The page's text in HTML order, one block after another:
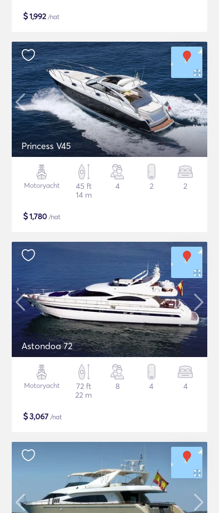
$1,992/nat
Princess V45
Motoryacht
45 ft
14 m
4 2 2
$1,780 /nat
Astondoa 72
Motoryacht
72 ft
22 m
8 4 4
$3,067 /nat